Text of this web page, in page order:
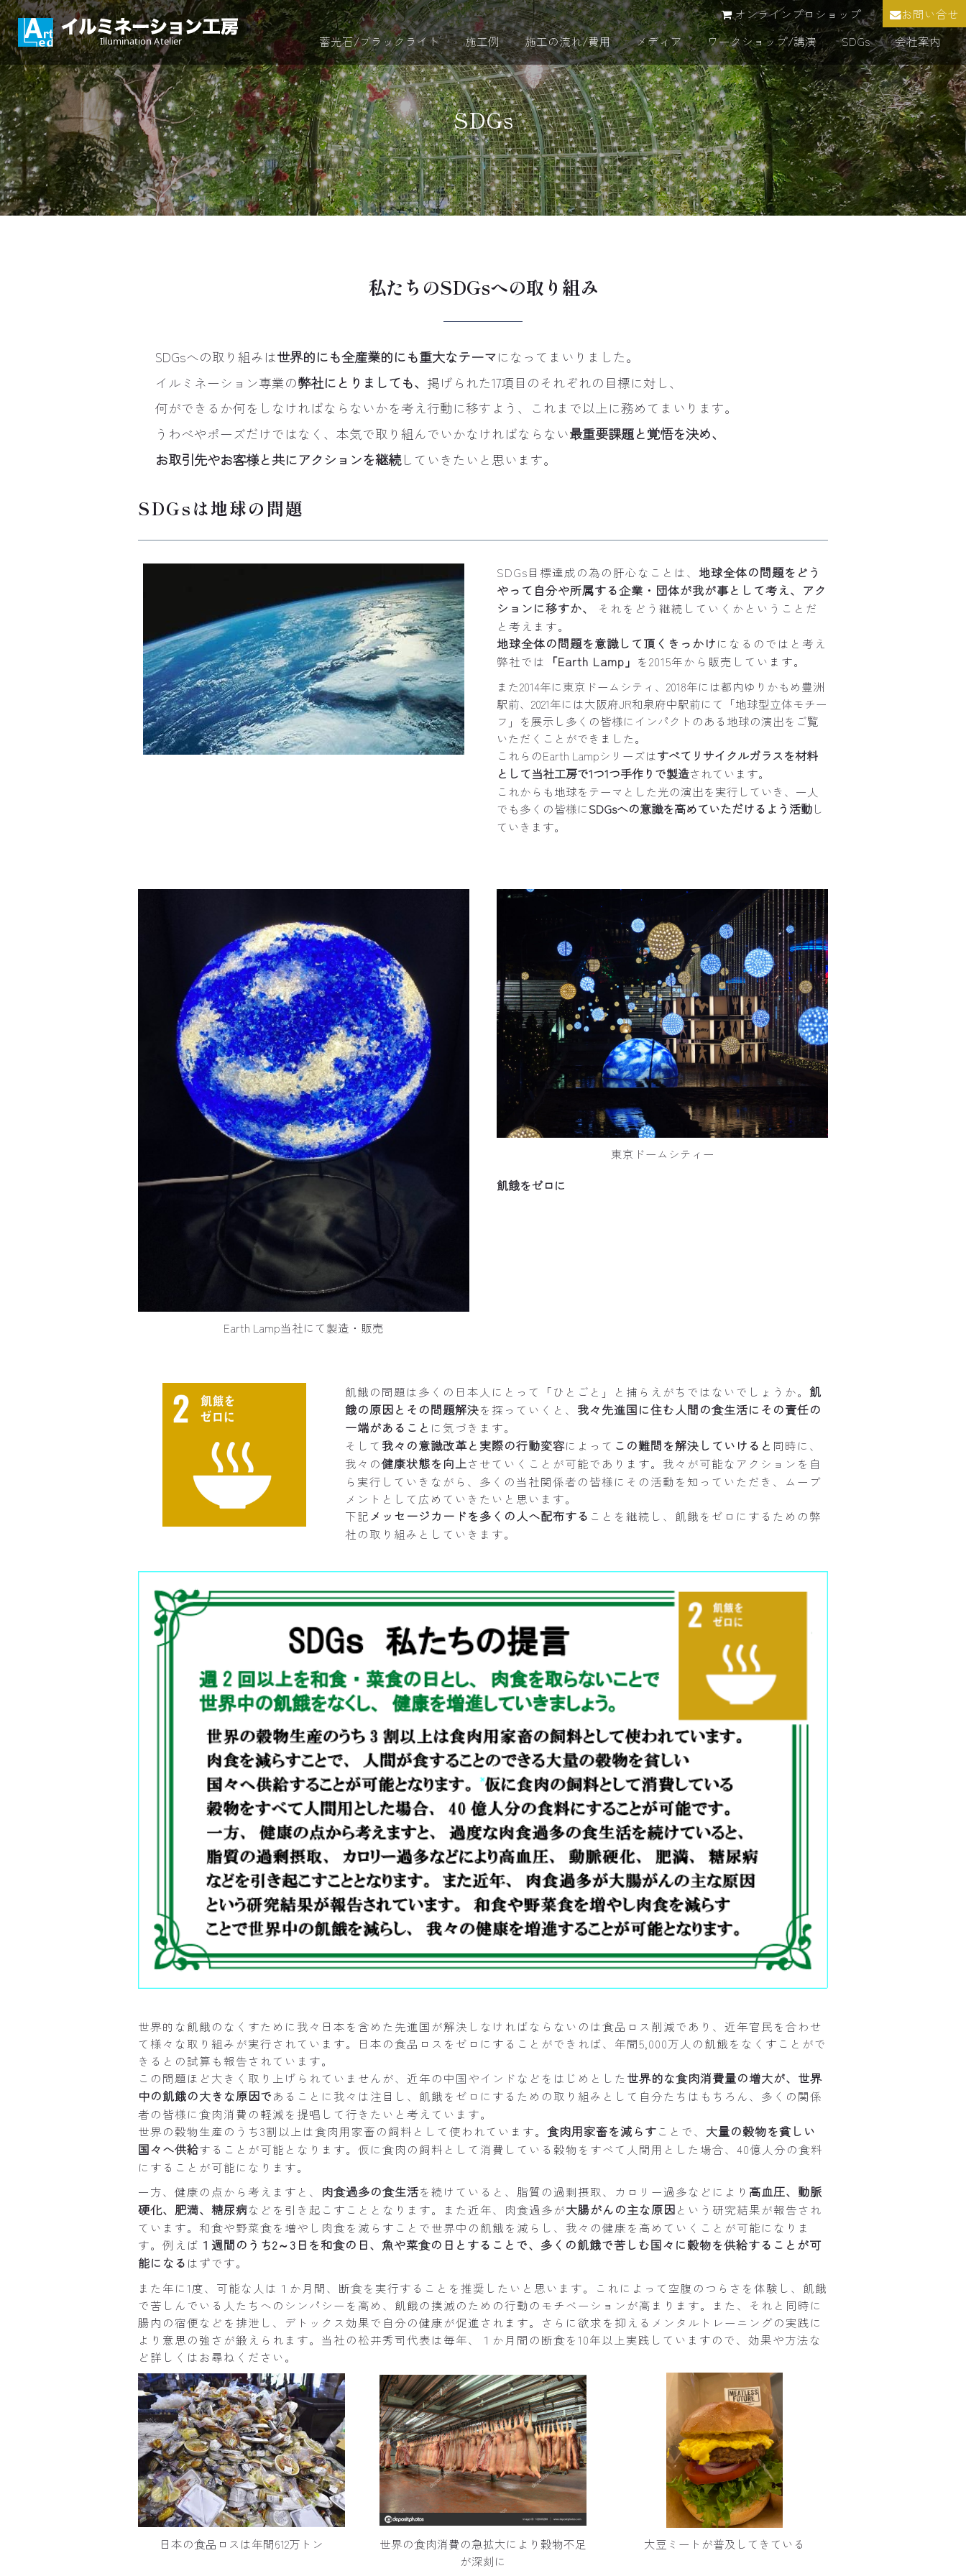
オンラインプロショップ
お問い合せ
蓄光石/ブラックライト
施工例 施工の流れ/費用 メディア ワークショップ/講演 SDGs 会社案内
SDGs
私たちのSDGsへの取り組み
SDGsへの取り組みは世界的にも全産業的にも重大なテーマになってまいりました。
イルミネーション専業の弊社にとりましても、 掲げられた17項目のそれぞれの目標に対し、
何ができるか何をしなければならないかを考え行動に移すよう、これまで以上に務めてまいります。
うわべやポーズだけではなく、本気で取り組んでいかなければならない最重要課題と覚悟を決め、
お取引先やお客様と共にアクションを継続していきたいと思います。
SDGsは地球の問題
SDGs目標達成の為の肝心なことは、地球全体の問題をどう
やって自分や所属する企業・団体が我が事として考え、アク
ションに移すか、
それをどう継続していくかということだ
と考えます。
地球全体の問題を意識して頂くきっかけになるのではと考え
弊社では
「Earth Lamp」 を2015年から販売しています。
また2014年に東京ドームシティ、2018年には都内ゆりかもめ豊洲
駅前、2021年には大阪府JR和泉府中駅前にて「地球型立体モチー
フ」を展示し多くの皆様にインパクトのある地球の演出をご覧
いただくことができました。
これらのEarth Lampシリーズはすべてリサイクルガラスを材料
として当社工房で1つ1つ手作りで製造されています。
これからも地球をテーマとした光の演出を実行していき、一人
でも多くの皆様にSDGsへの意識を高めていただけるよう活動し
ていきます。
Earth Lamp当社にて製造・販売
東京ドームシティー
飢餓をゼロに
飢餓の問題は多くの日本人にとって「ひとごと」と捕らえがちではないでしょうか。 飢
餓の原因とその問題解決を探っていくと、 我々先進国に住む人間の食生活にその責任の
一端があること に気づきます。
そして 我々の意識改革と実際の行動変容によって この難問を解決していけると 同時に、
我々の健康状態を向上させていくことが可能であります。我々が可能なアクションを自
ら実行していきながら、多くの当社関係者の皆様にその活動を知っていただき、ムーブ
メントとして広めていきたいと思います。
下記メッセージカードを多くの人へ配布する ことを継続し、飢餓をゼロにするための弊
社の取り組みとしていきます。
世界的な飢餓のなくすために我々日本を含めた先進国が解決しなければならないのは食品ロス削減であり、近年官民を合わせ
て様々な取り組みが実行されています。日本の食品ロスをゼロにすることができれば、年間5,000万人の飢餓をなくすことがで
きるとの試算も報告されています。
この問題ほど大きく取り上げられていませんが、近年の中国やインドなどをはじめとした 世界的な食肉消費量の増大が、世界
中の飢餓の大きな原因であることに我々は注目し、飢餓をゼロにするための取り組みとして自分たちはもちろん、多くの関係
者の皆様に食肉消費の軽減を提唱して行きたいと考えています。
世界の穀物生産のうち3割以上は食肉用家畜の飼料として使われています。 食肉用家畜を減らすことで、 大量の穀物を貧しい
国々へ供給することが可能となります。仮に食肉の飼料として消費している穀物をすべて人間用とした場合、40億人分の食料
にすることが可能になります。
一方、健康の点から考えますと、 肉食過多の食生活を続けていると、脂質の過剰摂取、カロリー過多などにより 高血圧、動脈
硬化、肥満、糖尿病などを引き起こすこととなります。また近年、肉食過多が大腸がんの主な原因という研究結果が報告され
ています。和食や野菜食を増やし肉食を減らすことで世界中の飢餓を減らし、我々の健康を高めていくことが可能になりま
す。例えば １週間のうち2～3日を和食の日、魚や菜食の日とすることで、多くの飢餓で苦しむ国々に穀物を供給することが可
能になる はずです。
また年に1度、可能な人は１か月間、断食を実行することを推奨したいと思います。これによって空腹のつらさを体験し、飢餓
で苦しんでいる人たちへのシンパシーを高め、飢餓の撲滅のための行動のモチベーションが高まります。また、それと同時に
腸内の宿便などを排泄し、デトックス効果で自分の健康が促進されます。さらに欲求を抑えるメンタルトレーニングの実践に
より意思の強さが鍛えられます。当社の松井秀司代表は毎年、１か月間の断食を10年以上実践していますので、効果や方法な
ど詳しくはお尋ねください。
日本の食品ロスは年間612万トン
世界の食肉消費の急拡大により穀物不足
が深刻に
大豆ミートが普及してきている